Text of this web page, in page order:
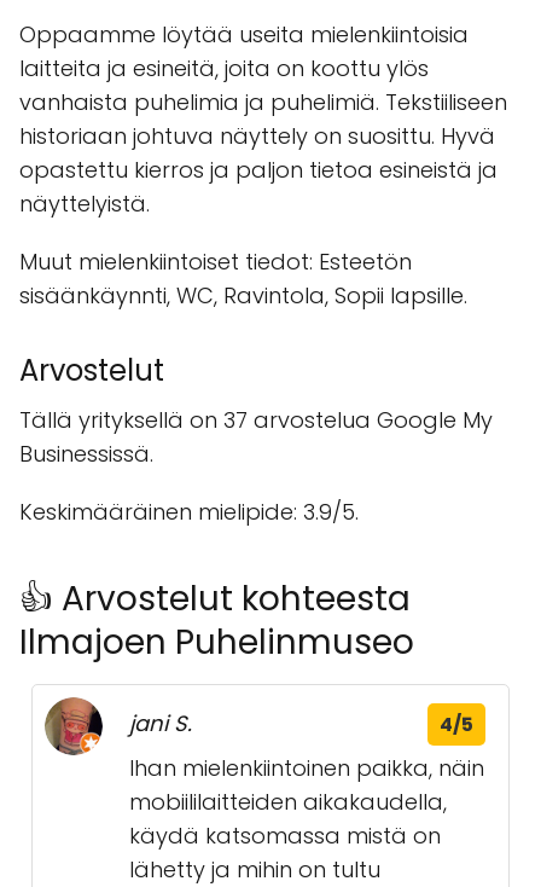
Oppaamme löytää useita mielenkiintoisia
laitteita ja esineitä, joita on koottu ylös
vanhaista puhelimia ja puhelimiä. Tekstiiliseen
historiaan johtuva näyttely on suosittu. Hyvä
opastettu kierros ja paljon tietoa esineistä ja
näyttelyistä.
Muut mielenkiintoiset tiedot: Esteetön
sisäänkäynnti, WC, Ravintola, Sopii lapsille.
Arvostelut
Tällä yrityksellä on 37 arvostelua Google My
Businessissä.
Keskimääräinen mielipide: 3.9/5.
👍 Arvostelut kohteesta
Ilmajoen Puhelinmuseo
jani S. 4/5
Ihan mielenkiintoinen paikka, näin
mobiililaitteiden aikakaudella,
käydä katsomassa mistä on
lähetty ja mihin on tultu